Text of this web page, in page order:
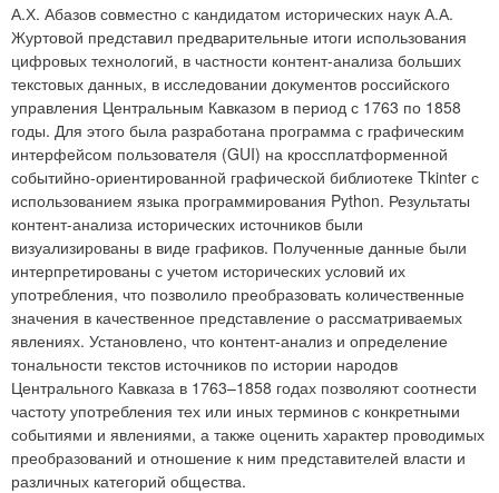
А.Х. Абазов совместно с кандидатом исторических наук А.А.
Журтовой представил предварительные итоги использования
цифровых технологий, в частности контент-анализа больших
текстовых данных, в исследовании документов российского
управления Центральным Кавказом в период с 1763 по 1858
годы. Для этого была разработана программа с графическим
интерфейсом пользователя (GUI) на кроссплатформенной
событийно-ориентированной графической библиотеке Tkinter с
использованием языка программирования Python. Результаты
контент-анализа исторических источников были
визуализированы в виде графиков. Полученные данные были
интерпретированы с учетом исторических условий их
употребления, что позволило преобразовать количественные
значения в качественное представление о рассматриваемых
явлениях. Установлено, что контент-анализ и определение
тональности текстов источников по истории народов
Центрального Кавказа в 1763–1858 годах позволяют соотнести
частоту употребления тех или иных терминов с конкретными
событиями и явлениями, а также оценить характер проводимых
преобразований и отношение к ним представителей власти и
различных категорий общества.